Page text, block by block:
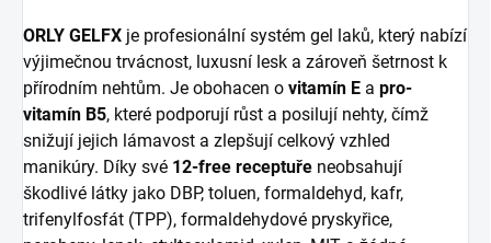
ORLY GELFX je profesionální systém gel laků, který nabízí
výjimečnou trvácnost, luxusní lesk a zároveň šetrnost k
přírodním nehtům. Je obohacen o vitamín E a pro-
vitamín B5, které podporují růst a posilují nehty, čímž
snižují jejich lámavost a zlepšují celkový vzhled
manikúry. Díky své 12-free receptuře neobsahují
škodlivé látky jako DBP, toluen, formaldehyd, kafr,
trifenylfosfát (TPP), formaldehydové pryskyřice,